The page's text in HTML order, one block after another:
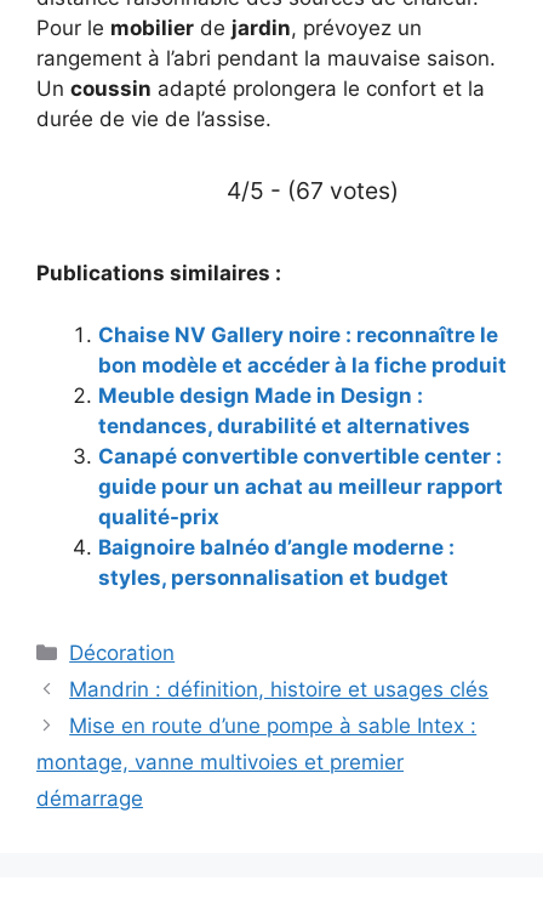
Pour le mobilier de jardin, prévoyez un
rangement à l’abri pendant la mauvaise saison.
Un coussin adapté prolongera le confort et la
durée de vie de l’assise.
4/5 - (67 votes)
Publications similaires :
Chaise NV Gallery noire : reconnaître le
bon modèle et accéder à la fiche produit
Meuble design Made in Design :
tendances, durabilité et alternatives
Canapé convertible convertible center :
guide pour un achat au meilleur rapport
qualité-prix
Baignoire balnéo d’angle moderne :
styles, personnalisation et budget
Catégories
Décoration
Mandrin : définition, histoire et usages clés
Mise en route d’une pompe à sable Intex :
montage, vanne multivoies et premier
démarrage